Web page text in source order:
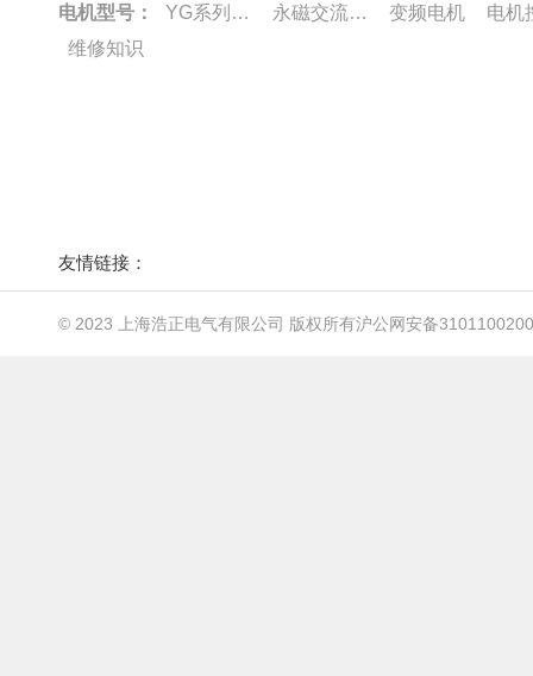
电机型号： YG系列电机 永磁交流伺服电动机 变频电机
电机
维修知识
友情链接：
© 2023 上海浩正电气有限公司 版权所有沪公网安备